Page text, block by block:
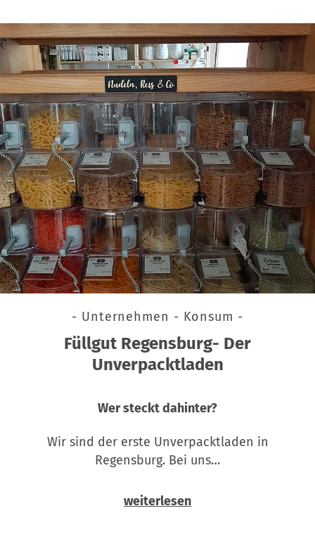
- Unternehmen - Konsum -
Füllgut Regensburg- Der
Unverpacktladen
Wer steckt dahinter?
Wir sind der erste Unverpacktladen in
Regensburg. Bei uns…
weiterlesen